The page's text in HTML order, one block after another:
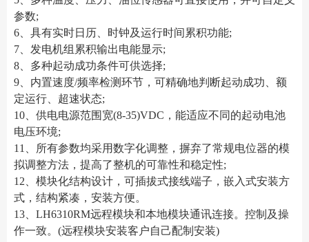
参数;
6、具有实时日历、时钟及运行时间累积功能;
7、发电机组累积输出电能显示;
8、多种起动成功条件可供选择;
9、内置速度/频率检测环节，可精确地判断起动成功、额
定运行、超速状态;
10、供电电源范围宽(8-35)VDC，能适应不同的起动电池
电压环境;
11、所有参数均采用数字化调整，摒弃了常规电位器的模
拟调整方法，提高了整机的可靠性和稳定性;
12、模块化结构设计，可插拔式接线端子，嵌入式安装方
式，结构紧凑，安装方便。
13、LH6310RM远程模块和本地模块通讯连接。控制及操
作一致。(远程模块安装客户自己配制安装)